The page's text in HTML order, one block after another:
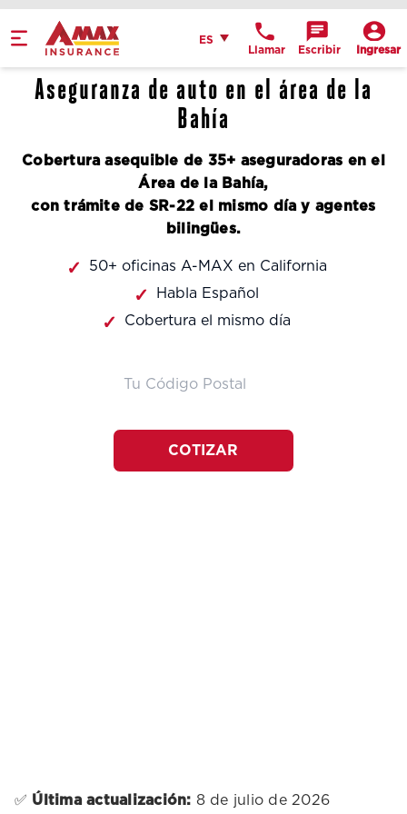
Obtén indicaciones
llame a la oficina
ubicación
Home
ESEspañol
Llamar Escribir Ingresar
Aseguranza de auto en el área de la
Bahía
Cobertura asequible de 35+ aseguradoras en el
Área de la Bahía,
con trámite de SR-22 el mismo día y agentes
bilingües.
50+ oficinas A-MAX en California
Habla Español
Cobertura el mismo día
COTIZAR
✅ Última actualización: 8 de julio de 2026